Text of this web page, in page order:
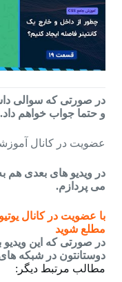
در صورتی که سوالی
و حتما جواب خواهم داد.
عضویت در کانال
می پردازم.
با عضویت در کانال
مطلع شوید
در صورتی که این ویدیو
دوستانتون در شبکه
مطالب مرتبط دیگر: